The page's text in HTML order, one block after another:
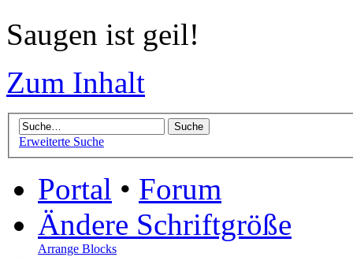
Saugen ist geil!
Zum Inhalt
Erweiterte Suche
Portal • Forum
Ändere Schriftgröße
Arrange Blocks